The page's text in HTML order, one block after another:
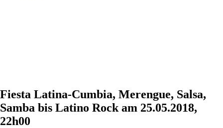
Fiesta Latina-Cumbia, Merengue, Salsa,
Samba bis Latino Rock am 25.05.2018,
22h00